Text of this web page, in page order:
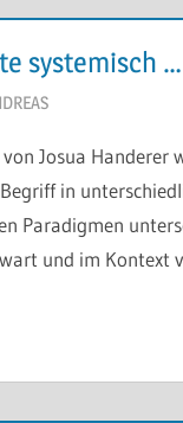
systemisch …
Josua
in
Paradigmen
und im Kontext